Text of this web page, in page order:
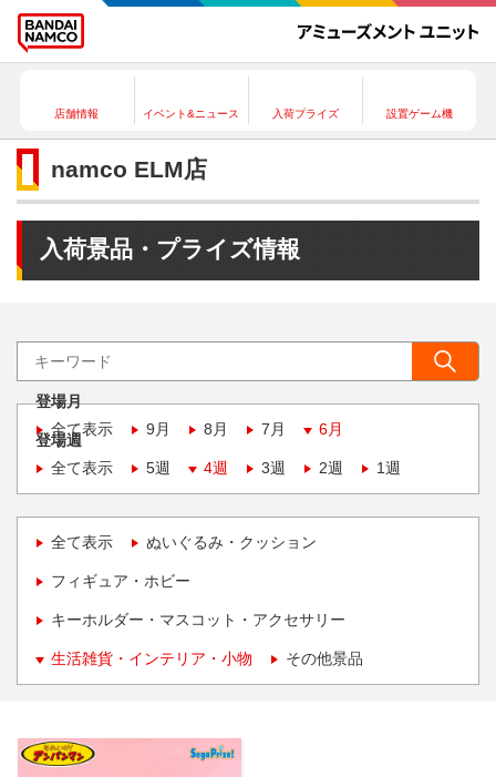
店舗情報 イベント&ニュース 入荷プライズ 設置ゲーム機
namco ELM店
入荷景品・プライズ情報
登場月
全て表示
9月 8月 7月 6月
登場週
全て表示
5週 4週 3週 2週 1週
全て表示 ぬいぐるみ・クッション
フィギュア・ホビー
キーホルダー・マスコット・アクセサリー
生活雑貨・インテリア・小物 その他景品